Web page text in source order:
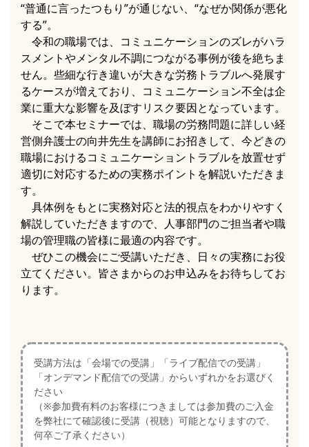
“普通に言ったつもり”が通じない、“なぜか関係が悪化
する”。
令和の職場では、コミュニケーションのズレがハラ
スメントやメンタル不調につながる事例が後を絶ちま
せん。些細な行き違いが大きな労務トラブルへ発展す
るケースが増えており、コミュニケーション不全は企
業に重大な影響を及ぼすリスク要因となっています。
そこで本セミナーでは、職場の労務問題に詳しい経
営側弁護士の向井先生を講師にお招きして、今どきの
職場におけるコミュニケーショントラブルを放置せず
適切に対応するための実務ポイントを解説いただきま
す。
具体例をもとに実務対応と法的視点をわかりやすく
解説していただきますので、人事部門のご担当者や職
場の管理職の皆様に最適の内容です。
ぜひこの機会にご受講いただき、日々の実務にお役
立てください。皆さまからのお申込みをお待ちしてお
ります。
受講方法は「会場での受講」「ライブ配信での受講」
「オンデマンド配信での受講」からいずれかをお選びく
ださい
（※参加費有料のお客様につきましては参加費のご入金
を弊社にて確認後に受講（視聴）可能となりますので、
何卒ご了承ください）